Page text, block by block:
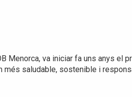
Menorca, va iniciar fa uns anys el
més saludable, sostenible i